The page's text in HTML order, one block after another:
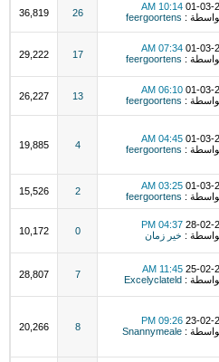
01-03-
10:14 AM
:
feergoortens
26
36,819
01-03-
07:34 AM
:
feergoortens
17
29,222
01-03-
06:10 AM
:
feergoortens
13
26,227
01-03-
04:45 AM
:
feergoortens
4
19,885
01-03-
03:25 AM
:
feergoortens
2
15,526
28-02-
04:37 PM
: خير زمان 0
10,172
25-02-
11:45 AM
:
Excelyclateld
7
28,807
23-02-
09:26 PM
:
Snannymeale
8
20,266